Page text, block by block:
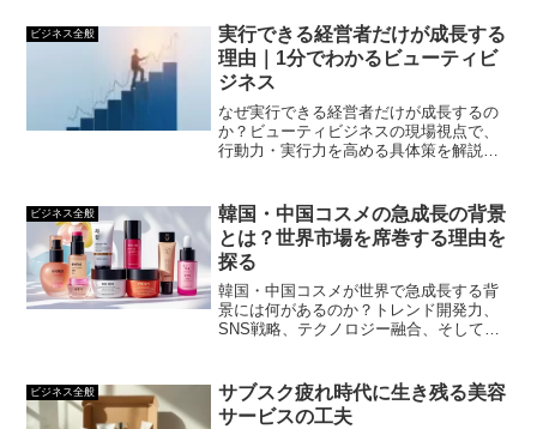
ビジネス全般
実行できる経営者だけが成長する
理由｜1分でわかるビューティビ
ジネス
なぜ実行できる経営者だけが成長するの
か？ビューティビジネスの現場視点で、
行動力・実行力を高める具体策を解説。
ビジネス全般
韓国・中国コスメの急成長の背景
とは？世界市場を席巻する理由を
探る
韓国・中国コスメが世界で急成長する背
景には何があるのか？トレンド開発力、
SNS戦略、テクノロジー融合、そして国
ビジネス全般
サブスク疲れ時代に生き残る美容
サービスの工夫